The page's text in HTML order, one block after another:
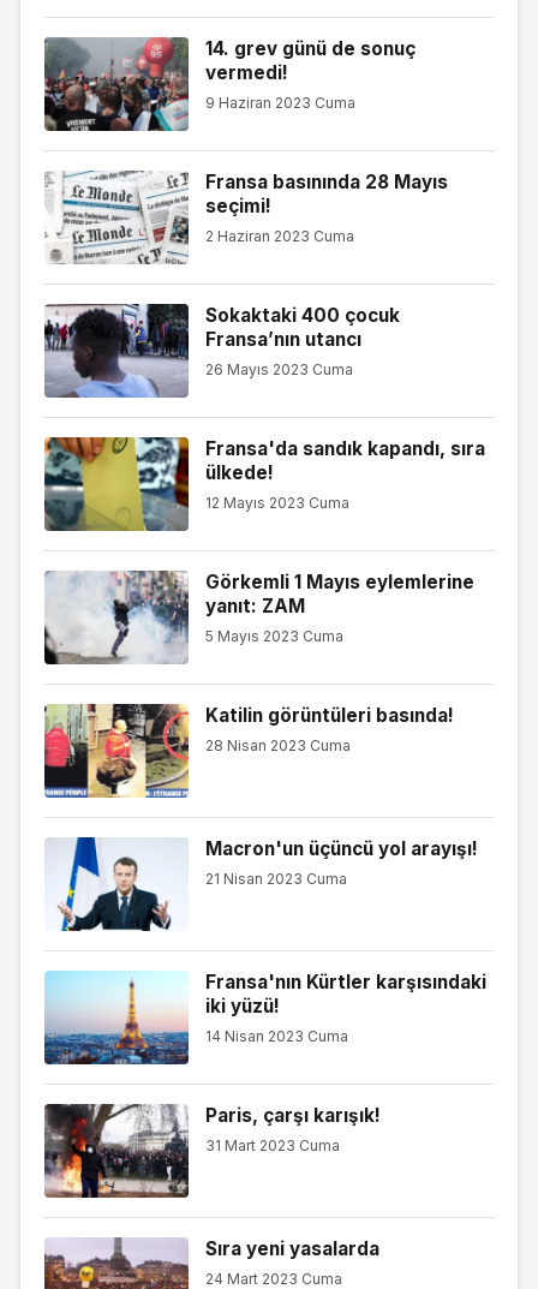
14. grev günü de sonuç
vermedi!
9 Haziran 2023 Cuma
Fransa basınında 28 Mayıs
seçimi!
2 Haziran 2023 Cuma
Sokaktaki 400 çocuk
Fransa’nın utancı
26 Mayıs 2023 Cuma
Fransa'da sandık kapandı, sıra
ülkede!
12 Mayıs 2023 Cuma
Görkemli 1 Mayıs eylemlerine
yanıt: ZAM
5 Mayıs 2023 Cuma
Katilin görüntüleri basında!
28 Nisan 2023 Cuma
Macron'un üçüncü yol arayışı!
21 Nisan 2023 Cuma
Fransa'nın Kürtler karşısındaki
iki yüzü!
14 Nisan 2023 Cuma
Paris, çarşı karışık!
31 Mart 2023 Cuma
Sıra yeni yasalarda
24 Mart 2023 Cuma